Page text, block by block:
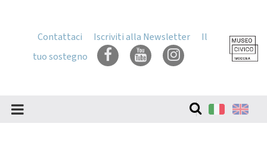
Contattaci Iscriviti alla Newsletter
Il
tuo sostegno
nel
sito